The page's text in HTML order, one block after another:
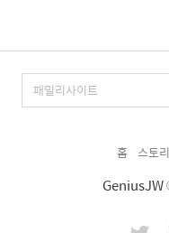
홈 스토
GeniusJW